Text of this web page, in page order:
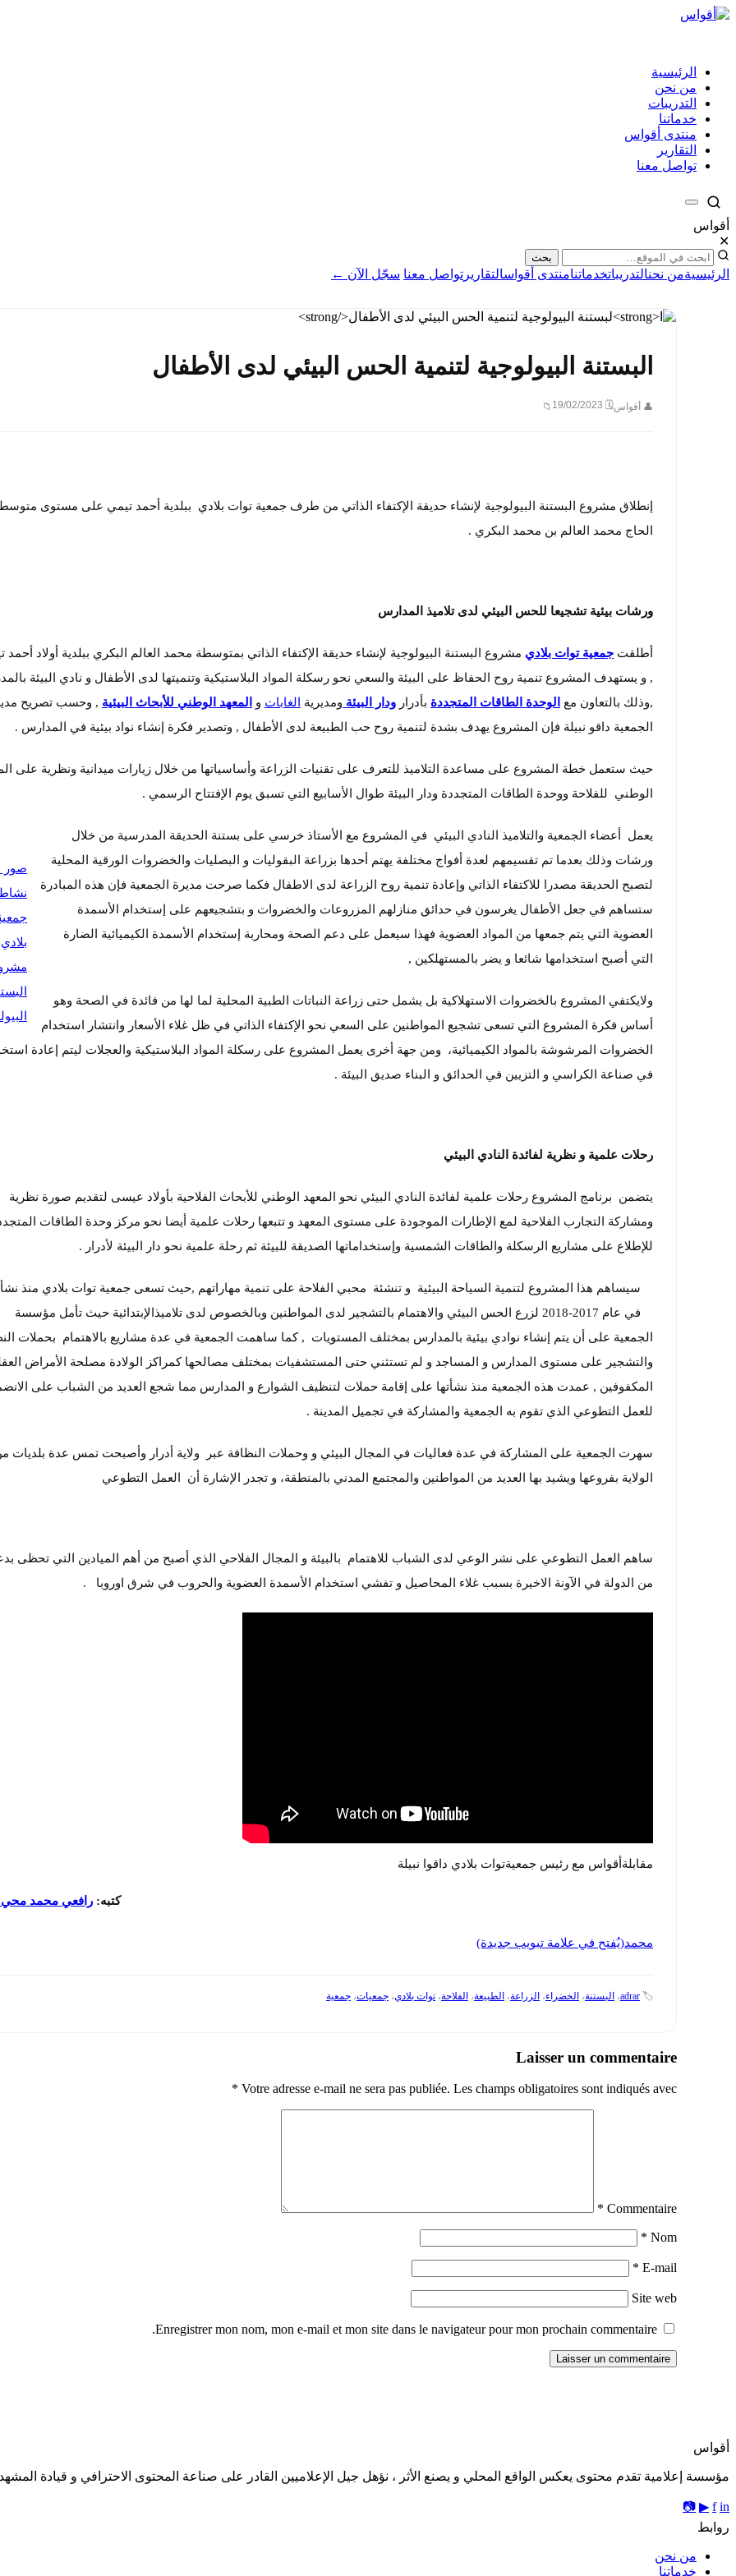
الرئيسية
من نحن
التدريبات
خدماتنا
منتدى أقواس
التقارير
تواصل معنا
أقواس
✕
بحث
الرئيسيةمن نحنالتدريباتخدماتنامنتدى أقواسالتقارير تواصل معنا سجّل الآن ←
لبستنة البيولوجية لتنمية الحس البيئي لدى الأطفال
👤 أقواس🗓 19/02/2023
📁
إنطلاق مشروع البستنة البيولوجية لإنشاء حديقة الإكتفاء الذاتي من طرف جمعية توات بلادي ببلدية أحمد تيمي على مستوى
الحاج محمد العالم بن محمد البكري .
ورشات بيئية تشجيعا للحس البيئي لدى تلاميذ المدارس
أطلقت جمعية توات بلادي مشروع البستنة البيولوجية لإنشاء حديقة الإكتفاء الذاتي بمتوسطة محمد العالم البكري ببلدية أولاد
, و يستهدف المشروع تنمية روح الحفاظ على البيئة والسعي نحو رسكلة المواد البلاستيكية وتنميتها لدى الأطفال و نادي البيئة
,وذلك بالتعاون مع
الوحدة الطاقات المتجددة بأدرار ودار البيئة ومديرية الغابات و المعهد الوطني للأبحاث البيئية , وحسب تصريح
الجمعية داقو نبيلة فإن المشروع يهدف بشدة لتنمية روح حب الطبيعة لدى الأطفال , وتصدير فكرة إنشاء نواد بيئية في المدارس .
حيث ستعمل خطة المشروع على مساعدة التلاميذ للتعرف على تقنيات الزراعة وأساسياتها من خلال زيارات ميدانية ونظرية على
الوطني للفلاحة ووحدة الطاقات المتجددة ودار البيئة طوال الأسابيع التي تسبق يوم الإفتتاح الرسمي .
صور
يعمل أعضاء الجمعية والتلاميذ النادي البيئي في المشروع مع الأستاذ خرسي على بستنة الحديقة المدرسية من خلال
ورشات وذلك بعدما تم تقسيمهم لعدة أفواج مختلفة يهتم أحدها بزراعة البقوليات و البصليات والخضروات الورقية المحلية
لتصبح الحديقة مصدرا للاكتفاء الذاتي وإعادة تنمية روح الزراعة لدى الاطفال فكما صرحت مديرة الجمعية فإن هذه المبادرة
ستساهم في جعل الأطفال يغرسون في حدائق منازلهم المزروعات والخضروات و بتشجيعهم على إستخدام الأسمدة
العضوية التي يتم جمعها من المواد العضوية فهذا سيعمل على دعم الصحة ومحاربة إستخدام الأسمدة الكيميائية الضارة
التي أصبح استخدامها شائعا و يضر بالمستهلكين ,
ولايكتفي المشروع بالخضروات الاستهلاكية بل يشمل حتى زراعة النباتات الطبية المحلية لما لها من فائدة في الصحة وهو
أساس فكرة المشروع التي تسعى تشجيع المواطنين على السعي نحو الإكتفاء الذاتي في ظل غلاء الأسعار وانتشار استخدام
الخضروات المرشوشة بالمواد الكيميائية، ومن جهة أخرى يعمل المشروع على رسكلة المواد البلاستيكية والعجلات ليتم إعادة
في صناعة الكراسي و التزيين في الحدائق و البناء صديق البيئة .
رحلات علمية و نظرية لفائدة النادي البيئي
يتضمن برنامج المشروع رحلات علمية لفائدة النادي البيئي نحو المعهد الوطني للأبحاث الفلاحية بأولاد عيسى لتقديم صورة نظرية
ومشاركة التجارب الفلاحية لمع الإطارات الموجودة على مستوى المعهد و تتبعها رحلات علمية أيضا نحو مركز وحدة الطاقات
للإطلاع على مشاريع الرسكلة والطاقات الشمسية وإستخداماتها الصديقة للبيئة ثم رحلة علمية نحو دار البيئة لأدرار .
سيساهم هذا المشروع لتنمية السياحة البيئية و تنشئة محبي الفلاحة على تنمية مهاراتهم ,حيث تسعى جمعية توات بلادي منذ
في عام 2017-2018 لزرع الحس البيئي والاهتمام بالتشجير لدى المواطنين وبالخصوص لدى تلاميذالإبتدائية حيث تأمل مؤسسة
الجمعية على أن يتم إنشاء نوادي بيئية بالمدارس بمختلف المستويات , كما ساهمت الجمعية في عدة مشاريع بالاهتمام بحملات
والتشجير على مستوى المدارس و المساجد و لم تستثني حتى المستشفيات بمختلف مصالحها كمراكز الولادة مصلحة الأمراض
المكفوفين , عمدت هذه الجمعية منذ نشأتها على إقامة حملات لتنظيف الشوارع و المدارس مما شجع العديد من الشباب على
للعمل التطوعي الذي تقوم به الجمعية والمشاركة في تجميل المدينة .
سهرت الجمعية على المشاركة في عدة فعاليات في المجال البيئي و وحملات النظافة عبر ولاية أدرار وأصبحت تمس عدة بلديات
الولاية بفروعها ويشيد بها العديد من المواطنين والمجتمع المدني بالمنطقة، و تجدر الإشارة أن العمل التطوعي
ساهم العمل التطوعي على نشر الوعي لدى الشباب للاهتمام بالبيئة و المجال الفلاحي الذي أصبح من أهم الميادين التي تحظى
من الدولة في الآونة الاخيرة بسبب غلاء المحاصيل و تفشي استخدام الأسمدة العضوية والحروب في شرق اوروبا .
مقابلةأقواس مع رئيس جمعيةتوات بلادي داقوا نبيلة
كتبه: رافعي محمد محي
محمد(يُفتح في علامة تبويب جديدة)
🏷️
adrar، البستنة، الخضراء، الزراعة، الطبيعة، الفلاحة، توات بلادي، جمعيات، جمعية
Laisser un commentaire
Votre adresse e-mail ne sera pas publiée. Les champs obligatoires sont indiqués avec
*
Commentaire
*
Nom
*
E-mail
*
Site web
Enregistrer mon nom, mon e-mail et mon site dans le navigateur pour mon prochain commentaire.
أقواس
مؤسسة إعلامية تقدم محتوى يعكس الواقع المحلي و يصنع الأثر ، نؤهل جيل الإعلاميين القادر على صناعة المحتوى الاحترافي و قيادة
f in
▶
📷
روابط
من نحن
خدماتنا